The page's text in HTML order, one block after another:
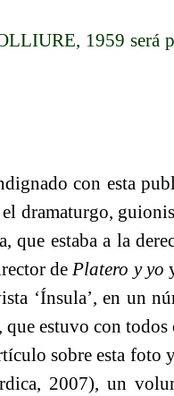
1959 será
con esta
dramaturgo,
estaba a la
de Platero y yo
‘Ínsula’, en un
estuvo con todos
sobre esta foto
2007), un